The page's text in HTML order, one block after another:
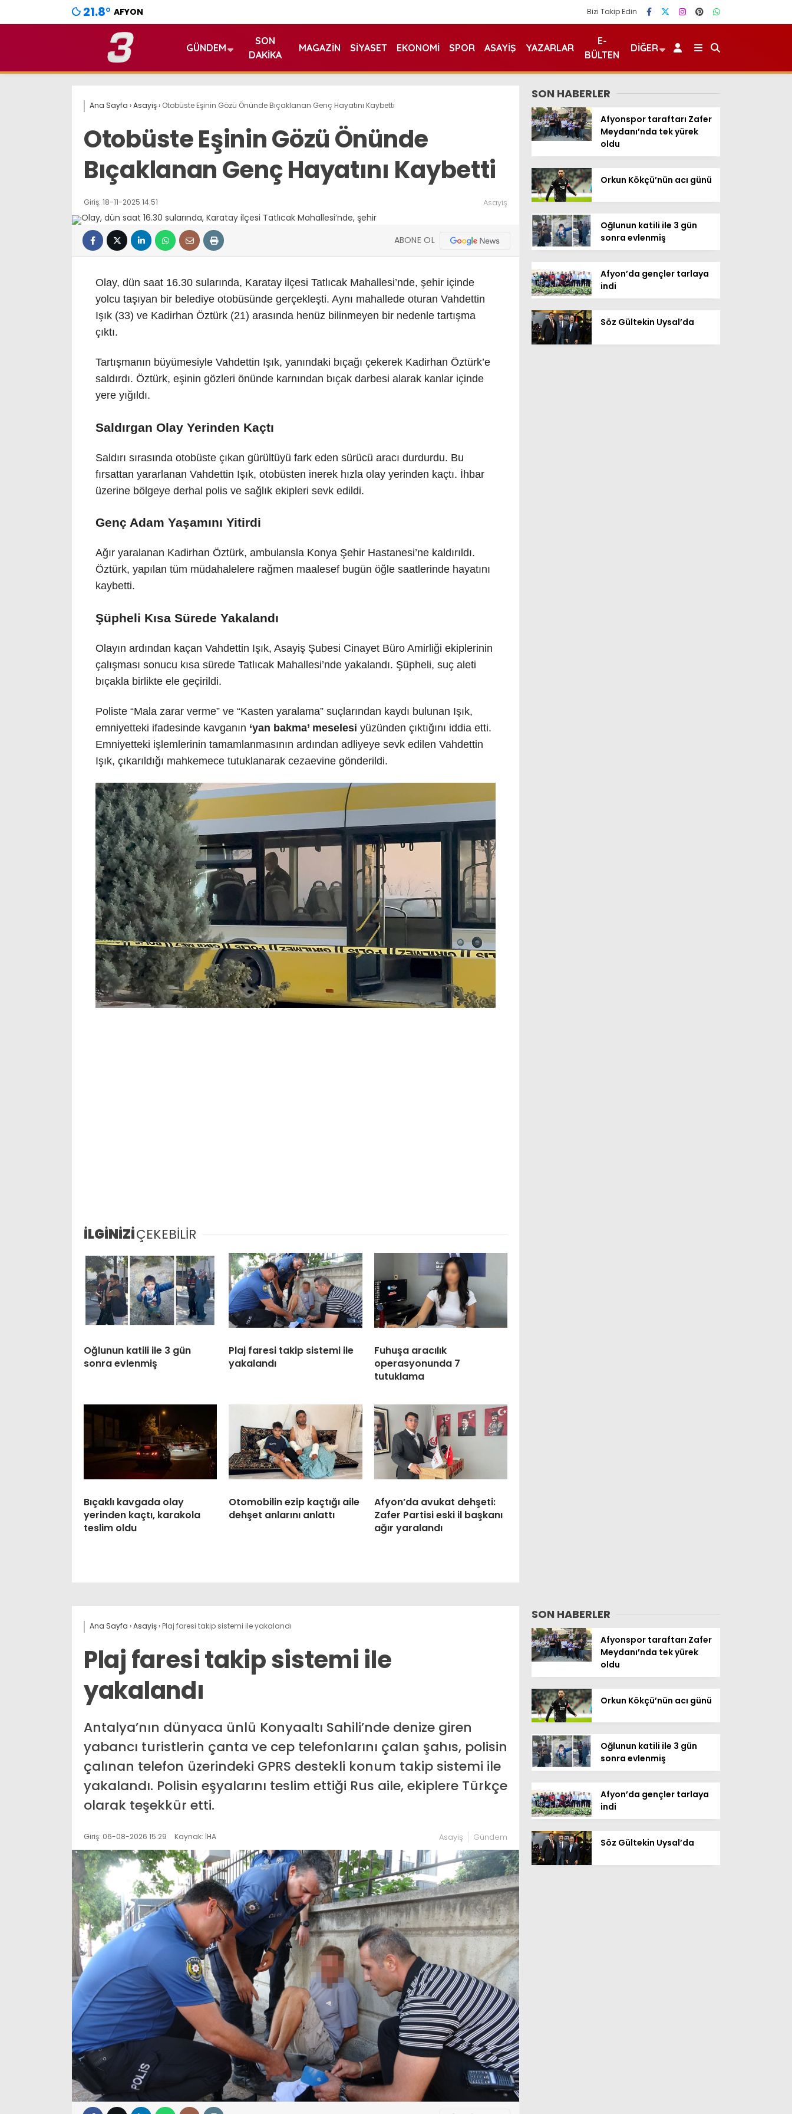
21.8° AFYON Bizi Takip Edin
GÜNDEM
SON
DAKIKA
MAGAZIN SIYASET EKONOMI SPOR ASAYIŞ YAZARLAR
E-
BÜLTEN
DIĞER
Ana Sayfa ›Asayiş› Otobüste Eşinin Gözü Önünde Bıçaklanan Genç Hayatını Kaybetti
Otobüste Eşinin Gözü Önünde
Bıçaklanan Genç Hayatını Kaybetti
Giriş: 18-11-2025 14:51 Asayiş
ABONE OL
Olay, dün saat 16.30 sularında, Karatay ilçesi Tatlıcak Mahallesi’nde, şehir içinde
yolcu taşıyan bir belediye otobüsünde gerçekleşti. Aynı mahallede oturan Vahdettin
Işık (33) ve Kadirhan Öztürk (21) arasında henüz bilinmeyen bir nedenle tartışma
çıktı.
Tartışmanın büyümesiyle Vahdettin Işık, yanındaki bıçağı çekerek Kadirhan Öztürk’e
saldırdı. Öztürk, eşinin gözleri önünde karnından bıçak darbesi alarak kanlar içinde
yere yığıldı.
Saldırgan Olay Yerinden Kaçtı
Saldırı sırasında otobüste çıkan gürültüyü fark eden sürücü aracı durdurdu. Bu
fırsattan yararlanan Vahdettin Işık, otobüsten inerek hızla olay yerinden kaçtı. İhbar
üzerine bölgeye derhal polis ve sağlık ekipleri sevk edildi.
Genç Adam Yaşamını Yitirdi
Ağır yaralanan Kadirhan Öztürk, ambulansla Konya Şehir Hastanesi’ne kaldırıldı.
Öztürk, yapılan tüm müdahalelere rağmen maalesef bugün öğle saatlerinde hayatını
kaybetti.
Şüpheli Kısa Sürede Yakalandı
Olayın ardından kaçan Vahdettin Işık, Asayiş Şubesi Cinayet Büro Amirliği ekiplerinin
çalışması sonucu kısa sürede Tatlıcak Mahallesi’nde yakalandı. Şüpheli, suç aleti
bıçakla birlikte ele geçirildi.
Poliste “Mala zarar verme” ve “Kasten yaralama” suçlarından kaydı bulunan Işık,
emniyetteki ifadesinde kavganın ‘yan bakma’ meselesi yüzünden çıktığını iddia etti.
Emniyetteki işlemlerinin tamamlanmasının ardından adliyeye sevk edilen Vahdettin
Işık, çıkarıldığı mahkemece tutuklanarak cezaevine gönderildi.
İLGİNİZİÇEKEBİLİR
Oğlunun katili ile 3 gün
sonra evlenmiş
Plaj faresi takip sistemi ile
yakalandı
Fuhuşa aracılık
operasyonunda 7
tutuklama
Bıçaklı kavgada olay
yerinden kaçtı, karakola
teslim oldu
Otomobilin ezip kaçtığı aile
dehşet anlarını anlattı
Afyon’da avukat dehşeti:
Zafer Partisi eski il başkanı
ağır yaralandı
SON HABERLER
Afyonspor taraftarı Zafer
Meydanı’nda tek yürek
oldu
Orkun Kökçü’nün acı günü
Oğlunun katili ile 3 gün
sonra evlenmiş
Afyon’da gençler tarlaya
indi
Söz Gültekin Uysal’da
Ana Sayfa ›Asayiş› Plaj faresi takip sistemi ile yakalandı
Plaj faresi takip sistemi ile
yakalandı
Antalya’nın dünyaca ünlü Konyaaltı Sahili’nde denize giren
yabancı turistlerin çanta ve cep telefonlarını çalan şahıs, polisin
çalınan telefon üzerindeki GPRS destekli konum takip sistemi ile
yakalandı. Polisin eşyalarını teslim ettiği Rus aile, ekiplere Türkçe
olarak teşekkür etti.
Giriş: 06-08-2026 15:29 Kaynak: İHA Asayiş Gündem
SON HABERLER
Afyonspor taraftarı Zafer
Meydanı’nda tek yürek
oldu
Orkun Kökçü’nün acı günü
Oğlunun katili ile 3 gün
sonra evlenmiş
Afyon’da gençler tarlaya
indi
Söz Gültekin Uysal’da